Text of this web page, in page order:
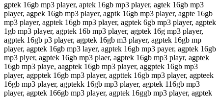
gptek 16gb mp3 player, aptek 16gb mp3 player, agtek 16gb mp3
player, agpek 16gb mp3 player, agptk 16gb mp3 player, agpte 16gb
mp3 player, agptek 16gb mp3 player, agptek 6gb mp3 player, agptek
1gb mp3 player, agptek 16b mp3 player, agptek 16g mp3 player,
agptek 16gb p3 player, agptek 16gb m3 player, agptek 16gb mp
player, agptek 16gb mp3 layer, agptek 16gb mp3 payer, agptek 16gb
mp3 plyer, agptek 16gb mp3 plaer, agptek 16gb mp3 playr, agptek
16gb mp3 playe, aagptek 16gb mp3 player, aggptek 16gb mp3
player, agpptek 16gb mp3 player, agpttek 16gb mp3 player, agpteek
16gb mp3 player, agptekk 16gb mp3 player, agptek 116gb mp3
player, agptek 166gb mp3 player, agptek 16ggb mp3 player, agptek